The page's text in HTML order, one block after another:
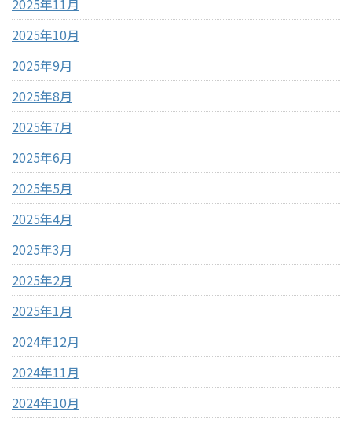
2025年10月
2025年9月
2025年8月
2025年7月
2025年6月
2025年5月
2025年4月
2025年3月
2025年2月
2025年1月
2024年12月
2024年11月
2024年10月